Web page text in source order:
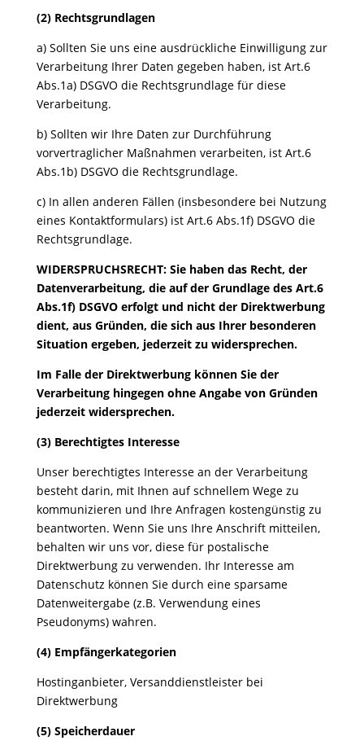
(2) Rechtsgrundlagen
a) Sollten Sie uns eine ausdrückliche Einwilligung zur
Verarbeitung Ihrer Daten gegeben haben, ist Art.6
Abs.1a) DSGVO die Rechtsgrundlage für diese
Verarbeitung.
b) Sollten wir Ihre Daten zur Durchführung
vorvertraglicher Maßnahmen verarbeiten, ist Art.6
Abs.1b) DSGVO die Rechtsgrundlage.
c) In allen anderen Fällen (insbesondere bei Nutzung
eines Kontaktformulars) ist Art.6 Abs.1f) DSGVO die
Rechtsgrundlage.
WIDERSPRUCHSRECHT: Sie haben das Recht, der
Datenverarbeitung, die auf der Grundlage des Art.6
Abs.1f) DSGVO erfolgt und nicht der Direktwerbung
dient, aus Gründen, die sich aus Ihrer besonderen
Situation ergeben, jederzeit zu widersprechen.
Im Falle der Direktwerbung können Sie der
Verarbeitung hingegen ohne Angabe von Gründen
jederzeit widersprechen.
(3) Berechtigtes Interesse
Unser berechtigtes Interesse an der Verarbeitung
besteht darin, mit Ihnen auf schnellem Wege zu
kommunizieren und Ihre Anfragen kostengünstig zu
beantworten. Wenn Sie uns Ihre Anschrift mitteilen,
behalten wir uns vor, diese für postalische
Direktwerbung zu verwenden. Ihr Interesse am
Datenschutz können Sie durch eine sparsame
Datenweitergabe (z.B. Verwendung eines
Pseudonyms) wahren.
(4) Empfängerkategorien
Hostinganbieter, Versanddienstleister bei
Direktwerbung
(5) Speicherdauer